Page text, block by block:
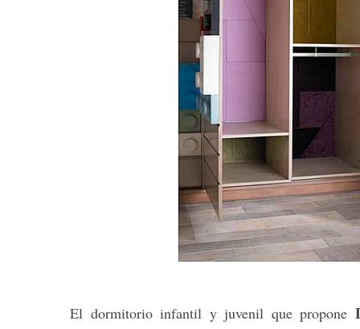
El dormitorio infantil y juvenil que propone